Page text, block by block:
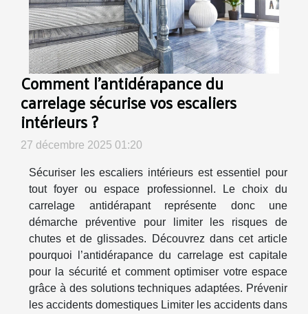
Comment l'antidérapance du
carrelage sécurise vos escaliers
intérieurs ?
27 décembre 2025 01:20
Sécuriser les escaliers intérieurs est essentiel pour
tout foyer ou espace professionnel. Le choix du
carrelage antidérapant représente donc une
démarche préventive pour limiter les risques de
chutes et de glissades. Découvrez dans cet article
pourquoi l’antidérapance du carrelage est capitale
pour la sécurité et comment optimiser votre espace
grâce à des solutions techniques adaptées. Prévenir
les accidents domestiques Limiter les accidents dans